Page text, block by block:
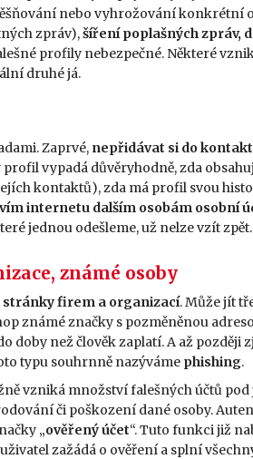
nebo vyhrožování konkrétní
zpráv),šíření poplašných zpráv,
profily nebezpečné. Některé
druhé já.
Zaprvé, nepřidávat si do
vypadá důvěryhodně, zda
kontaktů), zda má profil svou
internetu dalším osobám osobní
jednou odešleme, už nelze vzít
známé osoby
stránky firem a organizací. Může jít
známé značky s pozměněnou
doby než člověk zaplatí. A až později
typu souhrnně nazýváme phishing.
vzniká množství falešných účtů pod
či poškození dané osoby.
„ověřený účet“. Tuto funkci již
zažádá o ověření a splní